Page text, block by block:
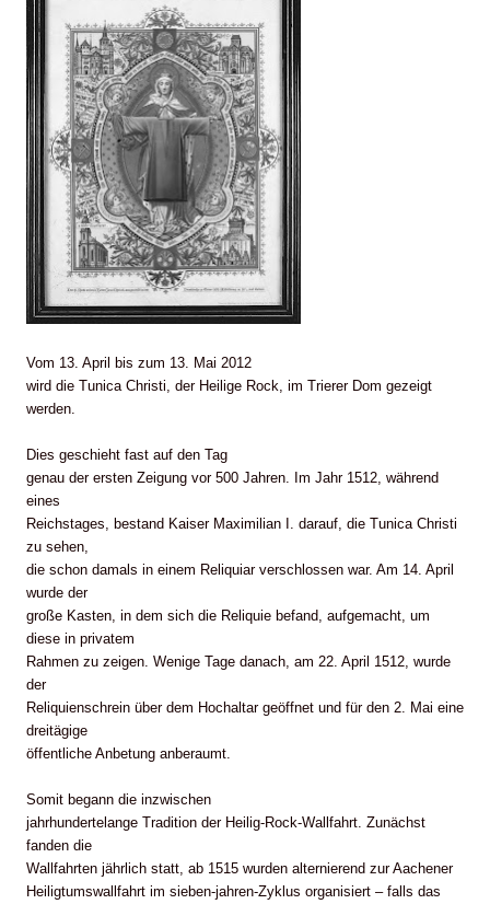
Vom 13. April bis zum 13. Mai 2012
wird die Tunica Christi, der Heilige Rock, im Trierer Dom gezeigt
werden.
Dies geschieht fast auf den Tag
genau der ersten Zeigung vor 500 Jahren. Im Jahr 1512, während
eines
Reichstages, bestand Kaiser Maximilian I. darauf, die Tunica Christi
zu sehen,
die schon damals in einem Reliquiar verschlossen war. Am 14. April
wurde der
große Kasten, in dem sich die Reliquie befand, aufgemacht, um
diese in privatem
Rahmen zu zeigen. Wenige Tage danach, am 22. April 1512, wurde
der
Reliquienschrein über dem Hochaltar geöffnet und für den 2. Mai eine
dreitägige
öffentliche Anbetung anberaumt.
Somit begann die inzwischen
jahrhundertelange Tradition der Heilig-Rock-Wallfahrt. Zunächst
fanden die
Wallfahrten jährlich statt, ab 1515 wurden alternierend zur Aachener
Heiligtumswallfahrt im sieben-jahren-Zyklus organisiert – falls das